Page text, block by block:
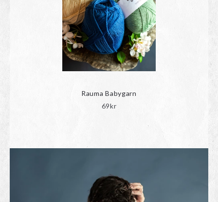
Rauma Babygarn
69kr